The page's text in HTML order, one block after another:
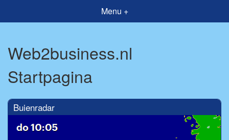
Menu +
Web2business.nl
Startpagina
Buienradar